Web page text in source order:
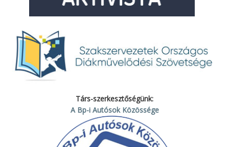
Társ-szerkesztőségünk:
A Bp-i Autósok Közössége